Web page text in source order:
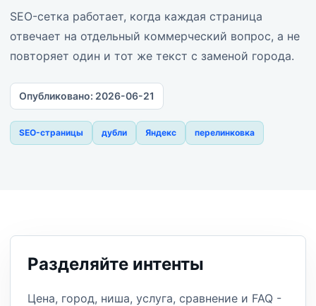
SEO-сетка работает, когда каждая страница
отвечает на отдельный коммерческий вопрос, а не
повторяет один и тот же текст с заменой города.
Опубликовано: 2026-06-21
SEO-страницы дубли Яндекс перелинковка
Разделяйте интенты
Цена, город, ниша, услуга, сравнение и FAQ -